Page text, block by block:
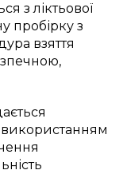
з ліктьової
пробірку з
взяття